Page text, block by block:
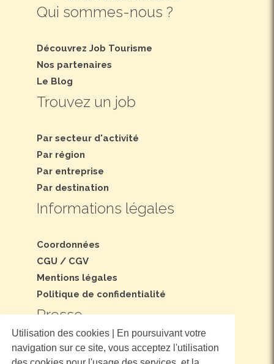
Utilisation des cookies | En poursuivant votre
navigation sur ce site, vous acceptez l'utilisation
Qui sommes-nous ?
Découvrez Job Tourisme
Nos partenaires
Le Blog
Trouvez un job
Par secteur d'activité
Par région
Par entreprise
Par destination
Informations légales
Coordonnées
CGU / CGV
Mentions légales
Politique de confidentialité
Presse
Dossier et communiqué de presse